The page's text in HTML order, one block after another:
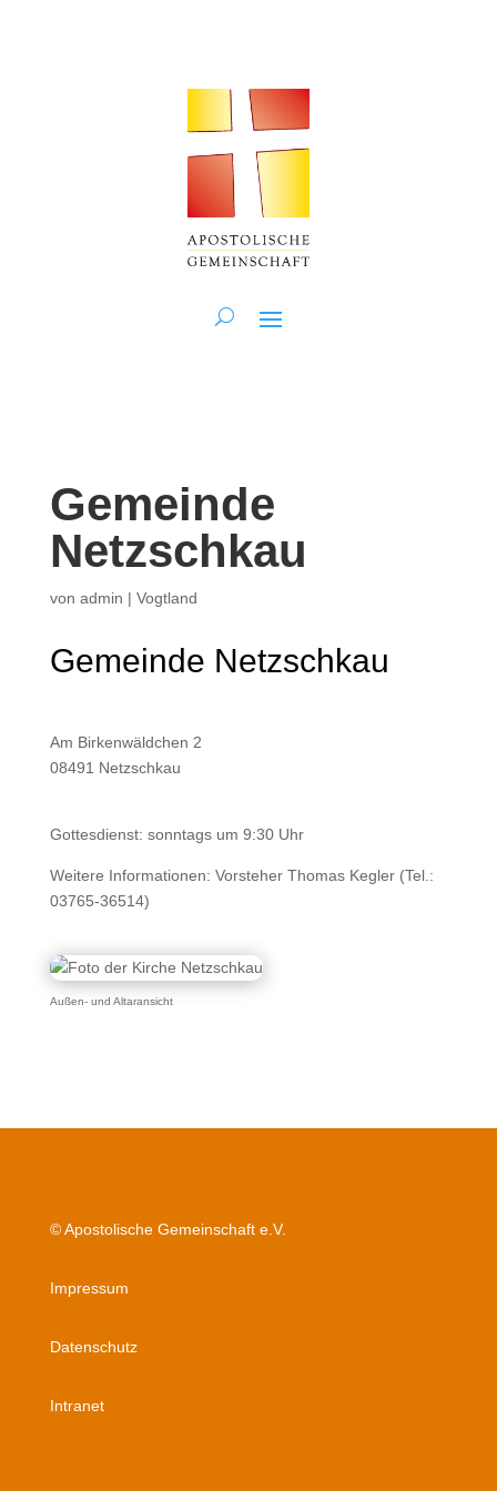
Gemeinde
Netzschkau
von admin | Vogtland
Gemeinde Netzschkau
Am Birkenwäldchen 2
08491 Netzschkau
Gottesdienst: sonntags um 9:30 Uhr
Weitere Informationen: Vorsteher Thomas Kegler (Tel.:
03765-36514)
Außen- und Altaransicht
© Apostolische Gemeinschaft e.V.
Impressum
Datenschutz
Intranet